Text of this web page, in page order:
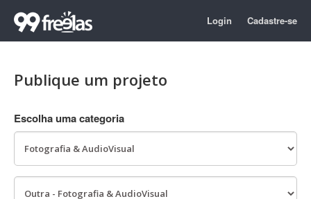
Login Cadastre-se
Publique um projeto
Escolha uma categoria